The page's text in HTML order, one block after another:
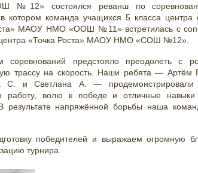
№12» состоялся реванш по
котором команда учащихся 5 класса центра
МАОУ НМО «ООШ №11» встретилась с
«Точка Роста» МАОУ НМО «СОШ №12».
соревнований предстояло преодолеть с
трассу на скорость. Наши ребята — Артём
С. и Светлана А. — продемонстрировали
работу, волю к победе и отличные навыки
результате напряжённой борьбы наша
победителей и выражаем огромную
турнира.